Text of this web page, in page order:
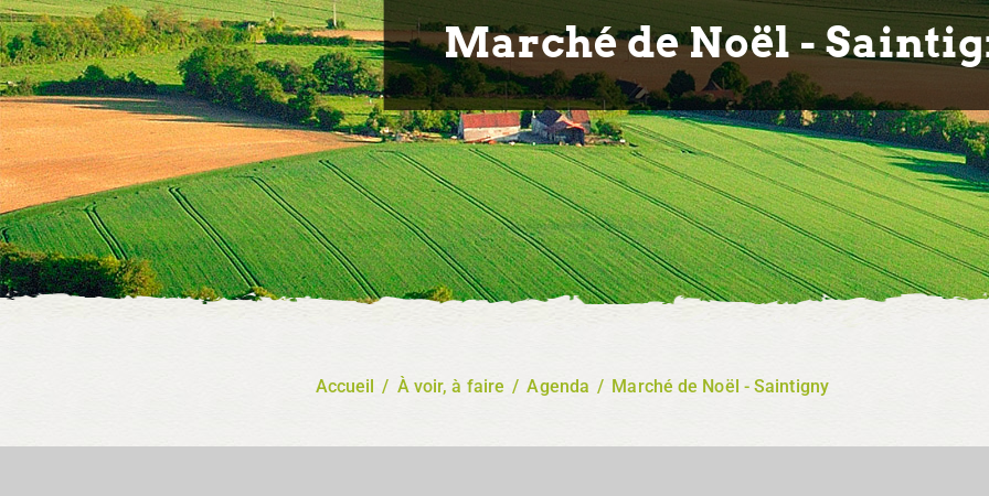
Marché de Noël -
Accueil / À voir, à faire / Agenda / Marché de Noël - Saintigny